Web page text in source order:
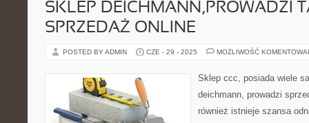
SKLEP DEICHMANN,PROWADZI
SPRZEDAŻ ONLINE
POSTED BY ADMIN CZE - 29 - 2025 MOŻLIWOŚĆ
Sklep ccc, posiada wiele
deichmann, prowadzi
również istnieje szansa